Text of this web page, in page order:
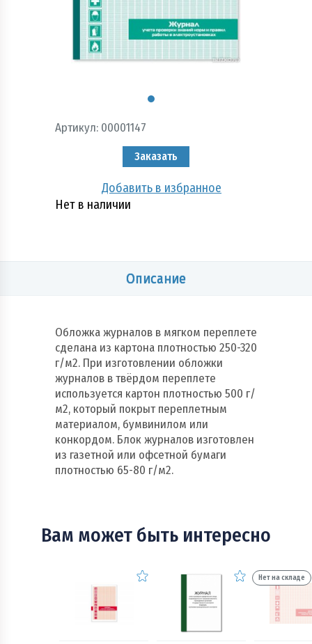
Пожарно - охранная сигнализация и системы
оповещения при пожаре
Рукава пожарные
Артикул: 00001147
Заказать
Добавить в избранное
Нет в наличии
Описание
Обложка журналов в мягком переплете
сделана из картона плотностью 250-320
г/м2. При изготовлении обложки
журналов в твёрдом переплете
используется картон плотностью 500 г/
м2, который покрыт переплетным
материалом, бумвинилом или
конкордом. Блок журналов изготовлен
из газетной или офсетной бумаги
плотностью 65-80 г/м2.
Вам может быть интересно
Нет на складе